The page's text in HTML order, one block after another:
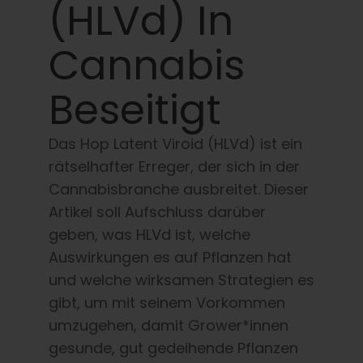
Presse
Über
Pheno-Jagd
Erhaltung der karibischen Genetik
Kontakt
Shop
(HLVd) In
Cannabis
Beseitigt
Das Hop Latent Viroid (HLVd) ist ein
rätselhafter Erreger, der sich in der
Cannabisbranche ausbreitet. Dieser
Artikel soll Aufschluss darüber
geben, was HLVd ist, welche
Auswirkungen es auf Pflanzen hat
und welche wirksamen Strategien es
gibt, um mit seinem Vorkommen
umzugehen, damit Grower*innen
gesunde, gut gedeihende Pflanzen